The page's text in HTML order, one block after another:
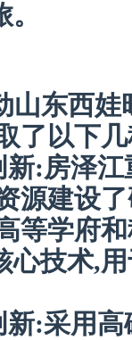
山东西
了以下
新:房泽
源建设
等学府
心技术,
新:采用